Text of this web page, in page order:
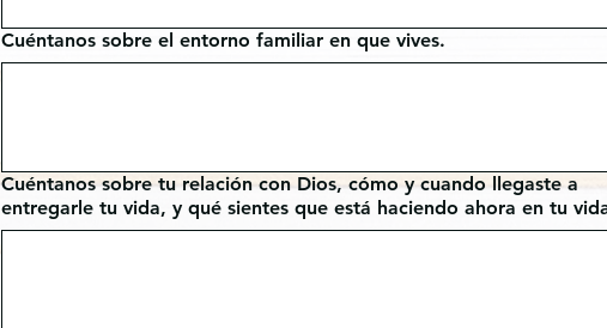
Cuéntanos sobre el entorno familiar en que vives.
Cuéntanos sobre tu relación con Dios, cómo y cuando llegaste a
entregarle tu vida, y qué sientes que está haciendo ahora en tu